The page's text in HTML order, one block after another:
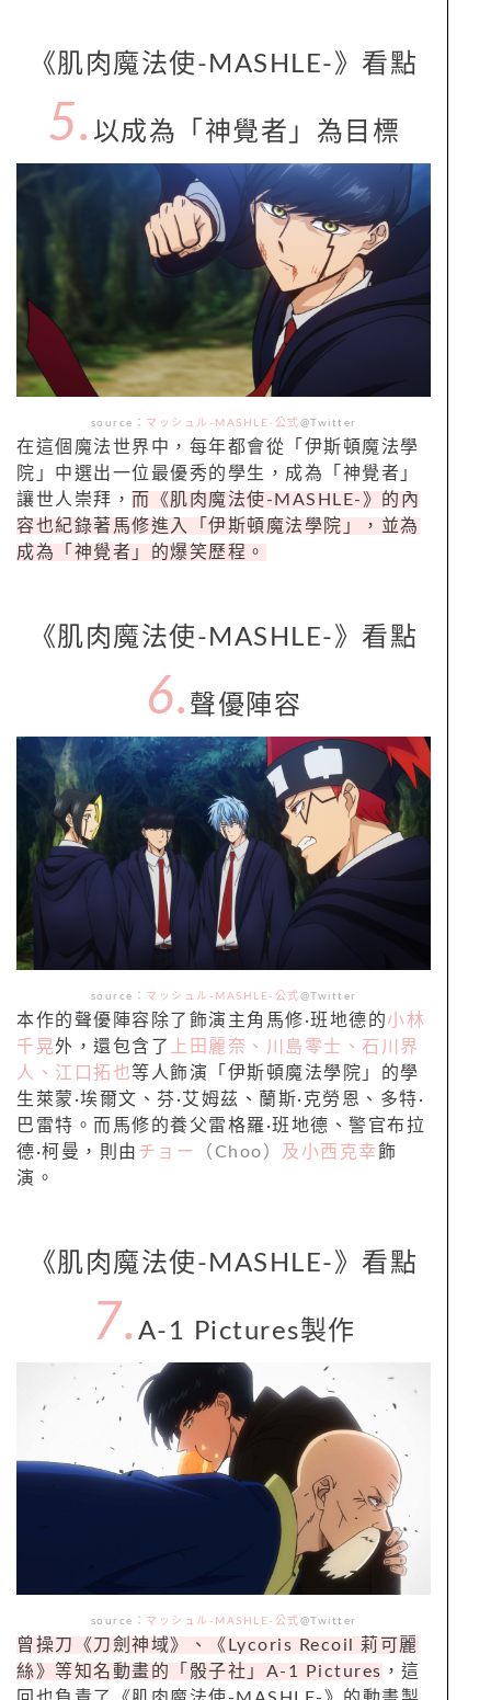
《肌肉魔法使-MASHLE-》看點
5. 以成為「神覺者」為目標
source： マッシュル-MASHLE-公式 @Twitter
在這個魔法世界中，每年都會從「伊斯頓魔法學
院」中選出一位最優秀的學生，成為「神覺者」
讓世人崇拜， 而《肌肉魔法使-MASHLE-》的內
容也紀錄著馬修進入「伊斯頓魔法學院」，並為
成為「神覺者」的爆笑歷程。
《肌肉魔法使-MASHLE-》看點
6. 聲優陣容
source： マッシュル-MASHLE-公式 @Twitter
本作的聲優陣容除了飾演主角馬修·班地德的小林
千晃外，還包含了
上田麗奈、川島零士、石川界
人、江口拓也等人飾演「伊斯頓魔法學院」的學
生萊蒙·埃爾文、芬·艾姆茲、蘭斯·克勞恩、多特·
巴雷特。而馬修的養父雷格羅·班地德、警官布拉
德·柯曼，則由 チョー （Choo） 及小西克幸飾
演。
《肌肉魔法使-MASHLE-》看點
7. A-1 Pictures製作
source： マッシュル-MASHLE-公式 @Twitter
曾操刀《刀劍神域》、《Lycoris Recoil 莉可麗
絲》等知名動畫的「骰子社」A-1 Pictures ，這